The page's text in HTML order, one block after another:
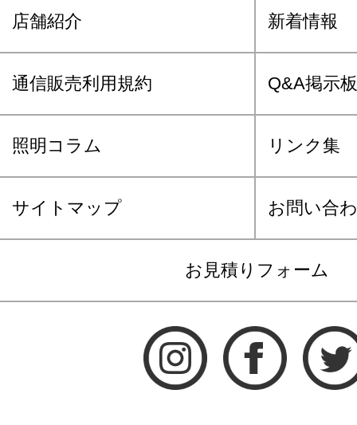
店舗紹介 新着情報
通信販売利用規約 Q&A掲示板
照明コラム リンク集
サイトマップ お問い合
お見積りフォーム